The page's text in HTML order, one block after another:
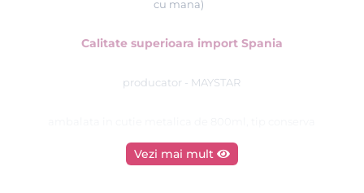
cu mana)
Calitate superioara import Spania
producator - MAYSTAR
Vezi mai mult